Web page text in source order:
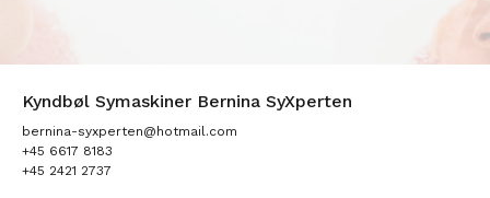
Kyndbøl Symaskiner Bernina SyXperten
bernina-syxperten@hotmail.com
+45 6617 8183
+45 2421 2737